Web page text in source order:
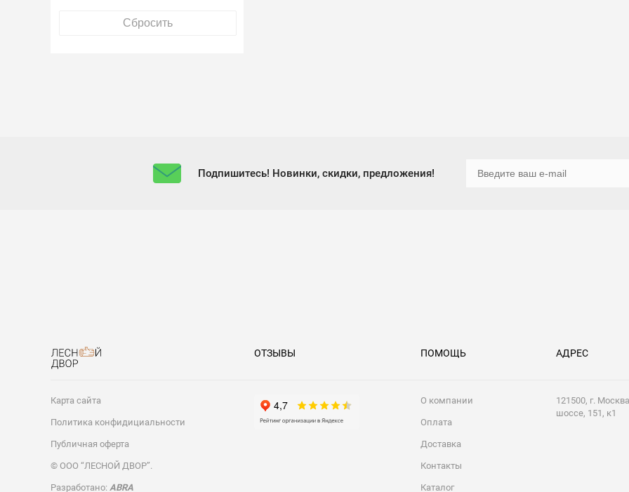
Подпишитесь! Новинки, скидки, предложения!
Карта сайта
Политика конфидициальности
Публичная оферта
© ООО “ЛЕСНОЙ ДВОР”.
Разработано: ABRA
ОТЗЫВЫ ПОМОЩЬ
О компании
Оплата
Доставка
Контакты
Каталог
АДРЕС
121500, г.
шоссе, 151, к1